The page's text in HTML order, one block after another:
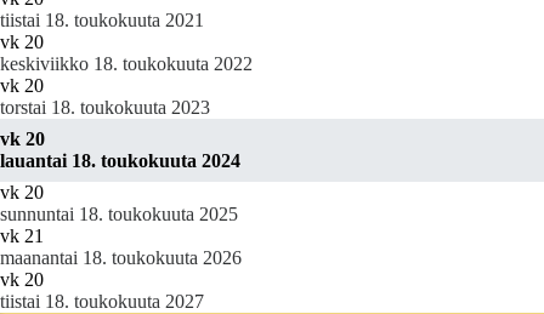
tiistai 18. toukokuuta 2021
vk 20
keskiviikko 18. toukokuuta 2022
vk 20
torstai 18. toukokuuta 2023
vk 20
lauantai 18. toukokuuta 2024
vk 20
sunnuntai 18. toukokuuta 2025
vk 21
maanantai 18. toukokuuta 2026
vk 20
tiistai 18. toukokuuta 2027